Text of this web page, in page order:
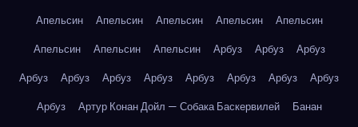
Апельсин
Апельсин Апельсин Апельсин
Апельсин
Апельсин
Апельсин Апельсин Арбуз Арбуз
Арбуз
Арбуз
Арбуз Арбуз Арбуз Арбуз Арбуз Арбуз
Арбуз
Арбуз
Артур Конан Дойл — Собака Баскервилей
Банан